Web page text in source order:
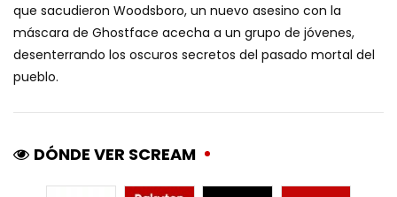
que sacudieron Woodsboro, un nuevo asesino con la
máscara de Ghostface acecha a un grupo de jóvenes,
desenterrando los oscuros secretos del pasado mortal del
pueblo.
DÓNDE VER SCREAM